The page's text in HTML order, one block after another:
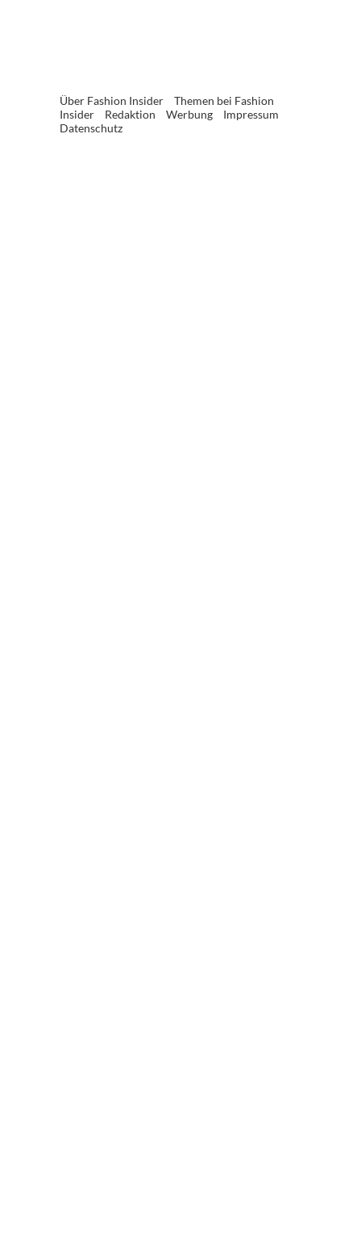
Über Fashion Insider
Themen bei Fashion
Insider
Redaktion Werbung
Impressum
Datenschutz